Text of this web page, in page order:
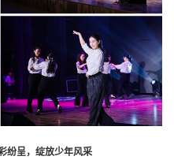
纷呈，绽放少年风采